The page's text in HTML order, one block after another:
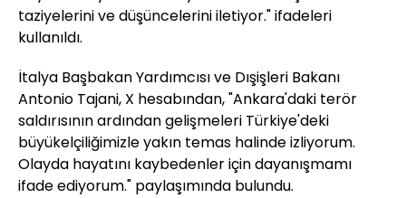
taziyelerini ve düşüncelerini iletiyor." ifadeleri
kullanıldı.
İtalya Başbakan Yardımcısı ve Dışişleri Bakanı
Antonio Tajani, X hesabından, "Ankara'daki terör
saldırısının ardından gelişmeleri Türkiye'deki
büyükelçiliğimizle yakın temas halinde izliyorum.
Olayda hayatını kaybedenler için dayanışmamı
ifade ediyorum." paylaşımında bulundu.